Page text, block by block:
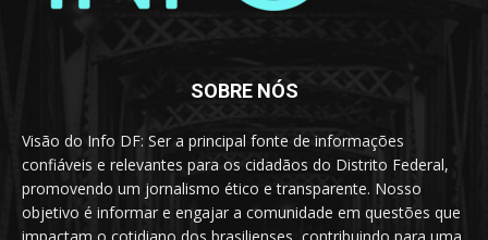
SOBRE NÓS
Visão do Info DF: Ser a principal fonte de informações
confiáveis e relevantes para os cidadãos do Distrito Federal,
promovendo um jornalismo ético e transparente. Nosso
objetivo é informar e engajar a comunidade em questões que